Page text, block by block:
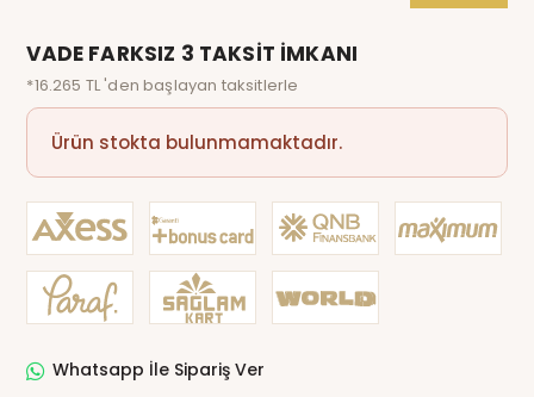
VADE FARKSIZ 3 TAKSİT İMKANI
*16.265 TL 'den başlayan taksitlerle
Ürün stokta bulunmamaktadır.
Whatsapp İle Sipariş Ver